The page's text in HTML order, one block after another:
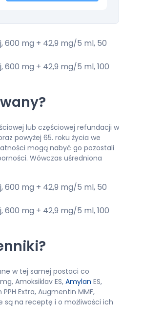
600 mg + 42,9 mg/5 ml, 50
mg + 42,9 mg/5 ml, 100
lub częściowej refundacji w
powyżej 65. roku życia we
mogą nabyć go pozostali
Wówczas uśredniona
600 mg + 42,9 mg/5 ml, 50
mg + 42,9 mg/5 ml, 100
w tej samej postaci co
Amoksiklav ES, Amylan ES,
Extra, Augmentin MMF,
są na receptę i o możliwości ich